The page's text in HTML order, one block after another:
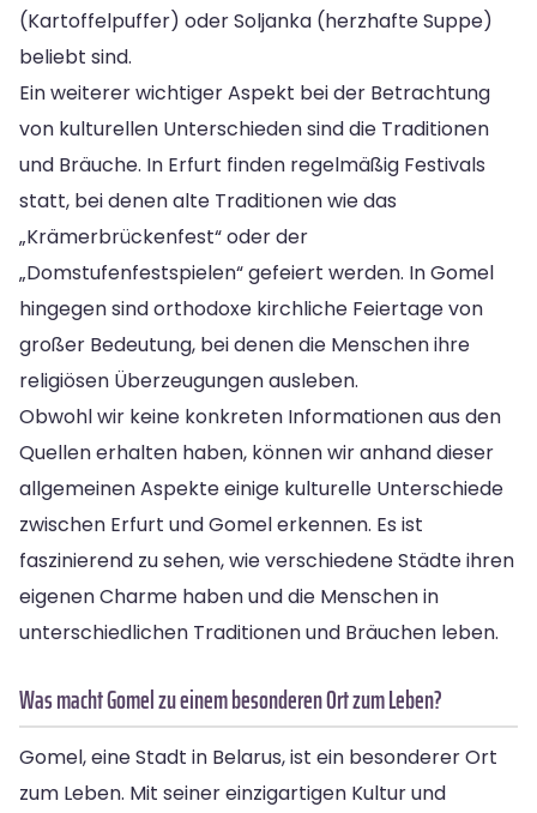
(Kartoffelpuffer) oder Soljanka (herzhafte Suppe)
beliebt sind.
Ein weiterer wichtiger Aspekt bei der Betrachtung
von kulturellen Unterschieden sind die Traditionen
und Bräuche. In Erfurt finden regelmäßig Festivals
statt, bei denen alte Traditionen wie das
„Krämerbrückenfest“ oder der
„Domstufenfestspielen“ gefeiert werden. In Gomel
hingegen sind orthodoxe kirchliche Feiertage von
großer Bedeutung, bei denen die Menschen ihre
religiösen Überzeugungen ausleben.
Obwohl wir keine konkreten Informationen aus den
Quellen erhalten haben, können wir anhand dieser
allgemeinen Aspekte einige kulturelle Unterschiede
zwischen Erfurt und Gomel erkennen. Es ist
faszinierend zu sehen, wie verschiedene Städte ihren
eigenen Charme haben und die Menschen in
unterschiedlichen Traditionen und Bräuchen leben.
Was macht Gomel zu einem besonderen Ort zum Leben?
Gomel, eine Stadt in Belarus, ist ein besonderer Ort
zum Leben. Mit seiner einzigartigen Kultur und